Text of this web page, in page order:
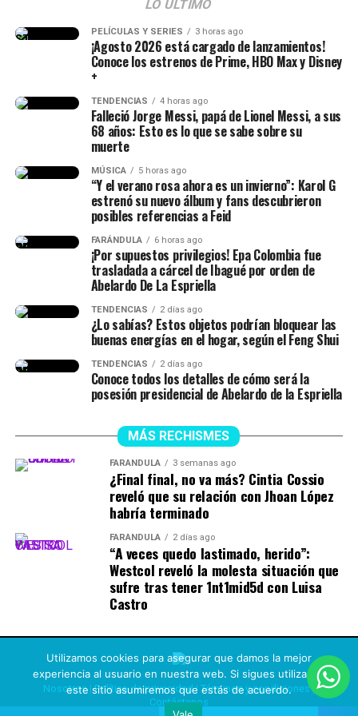
LO ÚLTIMO
PELÍCULAS Y SERIES 3 horas ago
¡Agosto 2026 está cargado de lanzamientos!
Conoce los estrenos de Prime, HBO Max y Disney
+
TENDENCIAS 4 horas ago
Falleció Jorge Messi, papá de Lionel Messi, a sus
68 años: Esto es lo que se sabe sobre su
muerte
MÚSICA 5 horas ago
“Y el verano rosa ahora es un invierno”: Karol G
estrenó su nuevo álbum y fans descubrieron
posibles referencias a Feid
FARÁNDULA 6 horas ago
¡Por supuestos privilegios! Epa Colombia fue
trasladada a cárcel de Ibagué por orden de
Abelardo De La Espriella
TENDENCIAS 2 días ago
¿Lo sabías? Estos objetos podrían bloquear las
buenas energías en el hogar, según el Feng Shui
TENDENCIAS 2 días ago
Conoce todos los detalles de cómo será la
posesión presidencial de Abelardo de la Espriella
MÁS RECHISMES
FARÁNDULA 3 semanas ago
¿Final final, no va más? Cintia Cossio
reveló que su relación con Jhoan López
habría terminado
FARÁNDULA 2 días ago
“A veces quedo lastimado, herido”:
Westcol reveló la molesta situación que
sufre tras tener 1nt1mid5d con Luisa
Castro
Nosotros|Política de privacidad| Términos y condiciones|
Contáctanos
Utilizamos cookies para asegurar que damos la mejor
experiencia al usuario en nuestra web. Si sigues utilizando
este sitio asumiremos que estás de acuerdo.